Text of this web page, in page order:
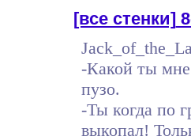
[все стенки]
-Какой ты мне
пузо.
-Ты когда по
выкопал!